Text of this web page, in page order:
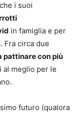
i suoi
in famiglia e per
Fra circa due
pattinare con più
al meglio per le
futuro (qualora